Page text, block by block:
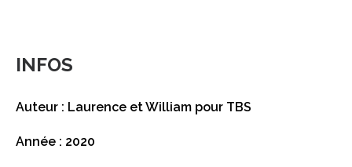
INFOS
Auteur : Laurence et William pour TBS
Année : 2020